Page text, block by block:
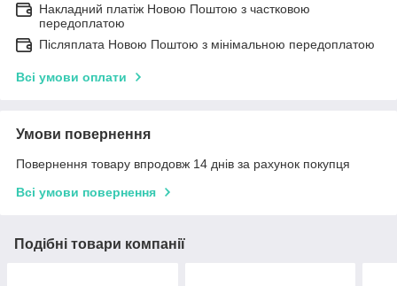
Накладний платіж Новою Поштою з частковою
передоплатою
Післяплата Новою Поштою з мінімальною передоплатою
Всі умови оплати
Умови повернення
Повернення товару впродовж 14 днів за рахунок покупця
Всі умови повернення
Подібні товари компанії